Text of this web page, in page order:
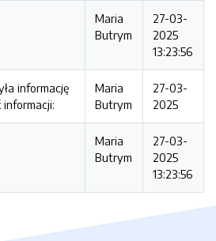
Maria
Butrym
27-03-
2025
13:23:56
informację
Maria
Butrym
27-03-
2025
Maria
Butrym
27-03-
2025
13:23:56